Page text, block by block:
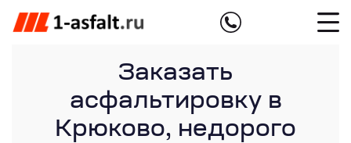
Заказать
асфальтировку в
Крюково, недорого